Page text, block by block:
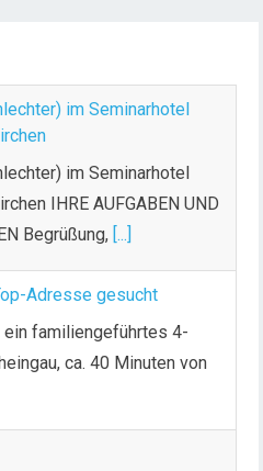
im Seminarhotel
im Seminarhotel
IHRE AUFGABEN UND
Begrüßung, [...]
Adresse gesucht
ein familiengeführtes 4-
ca. 40 Minuten von